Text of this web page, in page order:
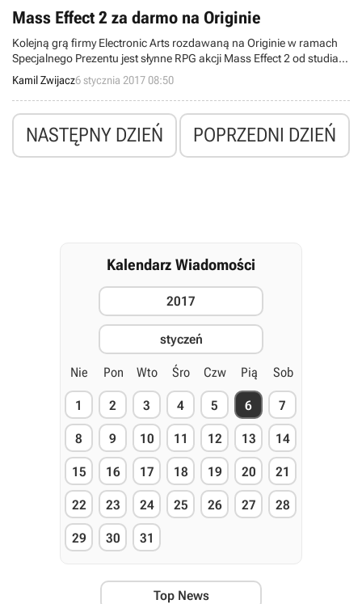
Mass Effect 2 za darmo na Originie
Kolejną grą firmy Electronic Arts rozdawaną na Originie w ramach
Specjalnego Prezentu jest słynne RPG akcji Mass Effect 2 od studia
BioWare.
Kamil Zwijacz6 stycznia 2017 08:50
NASTĘPNY DZIEŃ POPRZEDNI DZIEŃ
Kalendarz Wiadomości
2017
styczeń
Nie Pon Wto Śro Czw Pią Sob
1 2 3 4 5 6 7
8 9 10 11 12 13 14
15 16 17 18 19 20 21
22 23 24 25 26 27 28
29 30 31
Top News